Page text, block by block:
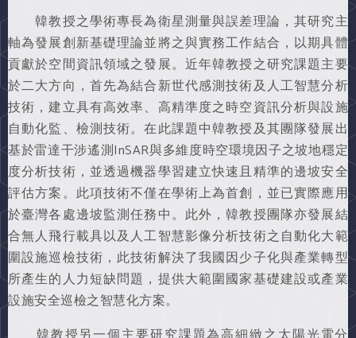
韓教授之學術專長為衛星測量與誤差理論，其研究主
軸為發展創新基礎理論並將之與實務工作結合，以期具體
貢獻於空間資訊領域之發展。近年韓教授之研究課題主要
於二大方向，首先為結合新世代感測技術及人工智慧分析
技術，建立具有高效率、高精準度之時空資訊分析與設施
自動化監、檢測技術。在此課題中韓教授及其團隊發展出
基於雷達干涉遙測InSAR與多維度時空環境因子之坡地穩定
度分析技術，並透過機器學習建立快速且精準的邊坡安全
評估方案。此項技術不僅在學術上為首創，並已實際應用
於臺灣各處邊坡監測任務中。此外，韓教授團隊亦發展結
合無人飛行載具以及人工智慧影像分析技術之自動化大範
圍設施巡檢技術，此技術解決了我國因少子化與產業轉型
所產生的人力短缺問題，提供大範圍國家基礎建設或產業
設施安全巡檢之智慧化方案。